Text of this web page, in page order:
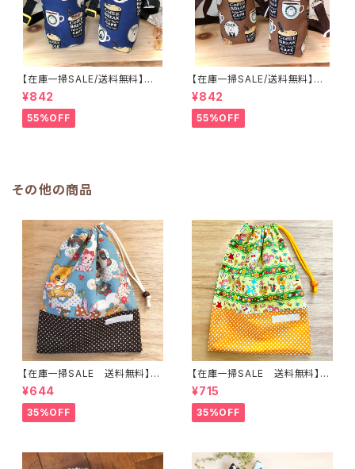
【在庫一掃SALE/送料無料】洗
える保温保冷ペットボトルカバー
＆水筒ホルダー【白くまコーヒ
ー】子供用★PS.4445｜通園用
のかわいいトートバッグや子供ス
¥842
55%OFF
【在庫一掃SALE/送料無料】洗
える保温保冷ペットボトルカバー
＆水筒ホルダー【白くまコーヒ
ー】子供用★PS.3233｜通園用
のかわいいトートバッグや子供ス
¥842
55%OFF
その他の商品
【在庫一掃SALE 送料無料】巾
着袋(中)☆30×24cm ブルー
【レトロ・くま・パンダ・リス・バン
ビ】 ★KC.69-72動物 女の子
｜通園通学用のかわいい巾着袋
¥644
35%OFF
【在庫一掃SALE 送料無料】巾
着袋(中)31×23cmグリーン【う
さぎ・バンビ】★KC.85動物柄レ
トロアニマル 裏地付き｜通園
通学用のかわいい巾着袋や入園
¥715
35%OFF